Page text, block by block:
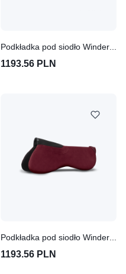
1193.56 PLN
1193.56 PLN